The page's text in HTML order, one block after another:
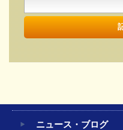
ニュース・ブログ